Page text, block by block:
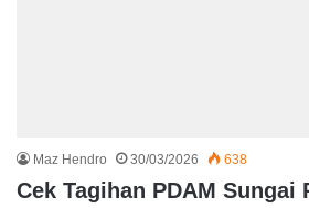
Maz Hendro 30/03/2026 638
Cek Tagihan PDAM Sungai